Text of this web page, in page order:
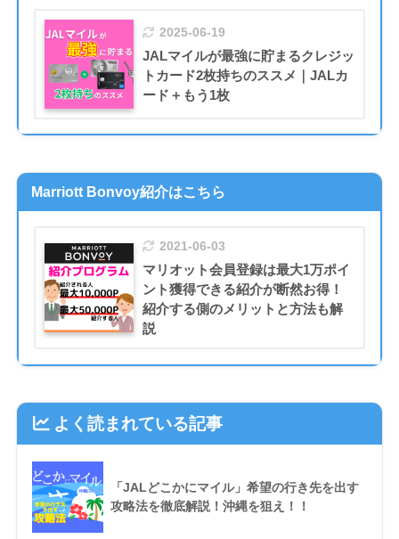
2025-06-19
JALマイルが最強に貯まるクレジッ
トカード2枚持ちのススメ｜JALカ
ード＋もう1枚
Marriott Bonvoy紹介はこちら
2021-06-03
マリオット会員登録は最大1万ポイ
ント獲得できる紹介が断然お得！
紹介する側のメリットと方法も解
説
よく読まれている記事
「JALどこかにマイル」希望の行き先を出す
攻略法を徹底解説！沖縄を狙え！！